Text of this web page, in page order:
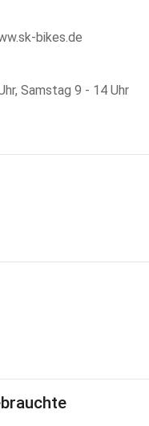
bikes.de
Samstag 9 - 14 Uhr